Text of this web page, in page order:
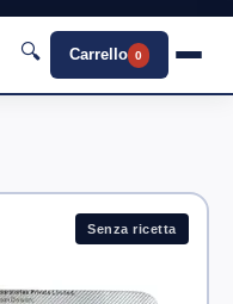
🔍 Carrello 0
Senza ricetta